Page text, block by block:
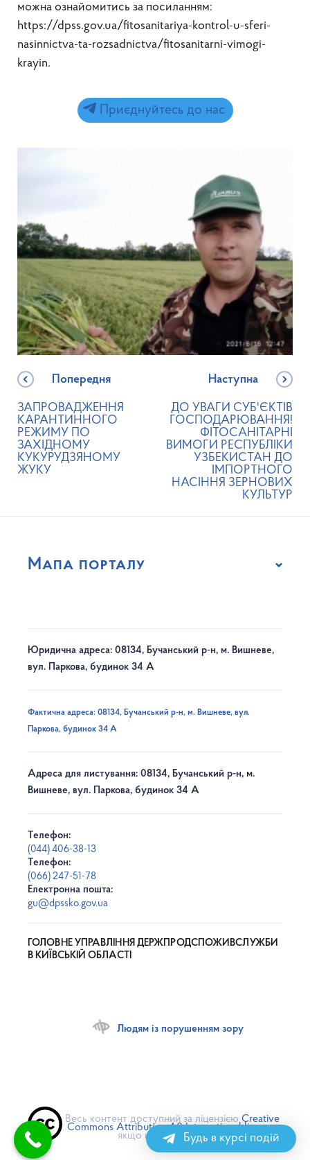
можна ознайомитись за посиланням:
https://dpss.gov.ua/fitosanitariya-kontrol-u-sferi-
nasinnictva-ta-rozsadnictva/fitosanitarni-vimogi-
krayin.
Приєднуйтесь до нас
Попередня
ЗАПРОВАДЖЕННЯ
КАРАНТИННОГО
РЕЖИМУ ПО
ЗАХІДНОМУ
КУКУРУДЗЯНОМУ
ЖУКУ
Наступна
ДО УВАГИ СУБ'ЄКТІВ
ГОСПОДАРЮВАННЯ!
ФІТОСАНІТАРНІ
ВИМОГИ РЕСПУБЛІКИ
УЗБЕКИСТАН ДО
ІМПОРТНОГО
НАСІННЯ ЗЕРНОВИХ
КУЛЬТУР
Мапа порталу
Юридична адреса: 08134, Бучанський р-н, м. Вишневе,
вул. Паркова, будинок 34 А
Фактична адреса: 08134, Бучанський р-н, м. Вишневе, вул.
Паркова, будинок 34 А
Адреса для листування: 08134, Бучанський р-н, м.
Вишневе, вул. Паркова, будинок 34 А
Телефон:
(044) 406-38-13
Телефон:
(066) 247-51-78
Електронна пошта:
gu@dpssko.gov.ua
ГОЛОВНЕ УПРАВЛІННЯ ДЕРЖПРОДСПОЖИВСЛУЖБИ
В КИЇВСЬКІЙ ОБЛАСТІ
Людям із порушенням зору
Весь контент доступний за ліцензієюCreative
Commons Attribution 4.0 International license,
якщо не зазначено іншеБудь в курсі подій